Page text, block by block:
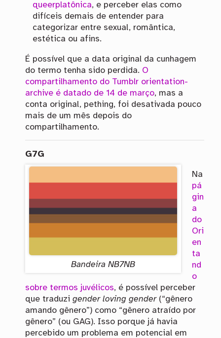
queerplatônica, e perceber elas como
difíceis demais de entender para
categorizar entre sexual, romântica,
estética ou afins.
É possível que a data original da cunhagem
do termo tenha sido perdida. O
compartilhamento do Tumblr orientation-
archive é datado de 14 de março, mas a
conta original, pething, foi desativada pouco
mais de um mês depois do
compartilhamento.
G7G
Bandeira NB7NB
Na
pá
gin
a
do
Ori
en
ta
nd
o
sobre termos juvélicos, é possível perceber
que traduzi gender loving gender(“gênero
amando gênero”) como “gênero atraído por
gênero” (ou GAG). Isso porque já havia
percebido um problema em potencial em